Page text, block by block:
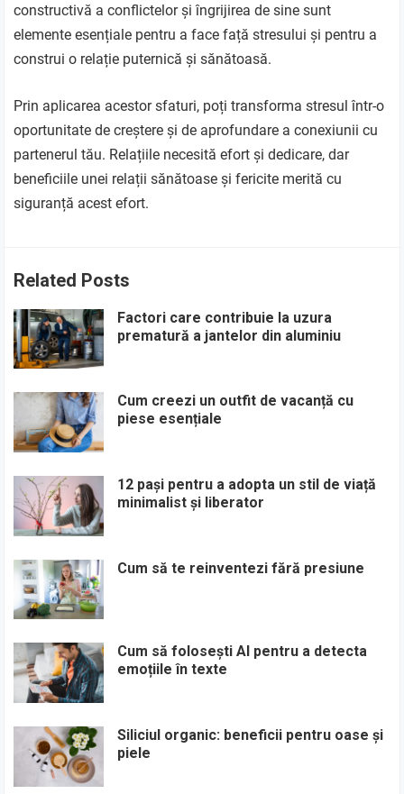
constructivă a conflictelor și îngrijirea de sine sunt
elemente esențiale pentru a face față stresului și pentru a
construi o relație puternică și sănătoasă.
Prin aplicarea acestor sfaturi, poți transforma stresul într-o
oportunitate de creștere și de aprofundare a conexiunii cu
partenerul tău. Relațiile necesită efort și dedicare, dar
beneficiile unei relații sănătoase și fericite merită cu
siguranță acest efort.
Related Posts
Factori care contribuie la uzura
prematură a jantelor din aluminiu
Cum creezi un outfit de vacanță cu
piese esențiale
12 pași pentru a adopta un stil de viață
minimalist și liberator
Cum să te reinventezi fără presiune
Cum să folosești AI pentru a detecta
emoțiile în texte
Siliciul organic: beneficii pentru oase și
piele